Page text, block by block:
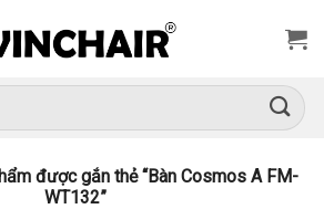
được gắn thẻ “Bàn Cosmos A FM-
WT132”